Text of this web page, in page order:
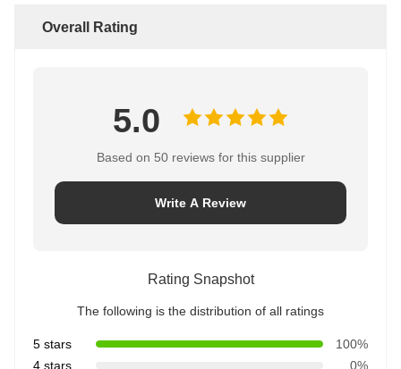
Overall Rating
5.0
Based on 50 reviews for this supplier
Write A Review
Rating Snapshot
The following is the distribution of all ratings
5 stars
100%
4 stars
0%